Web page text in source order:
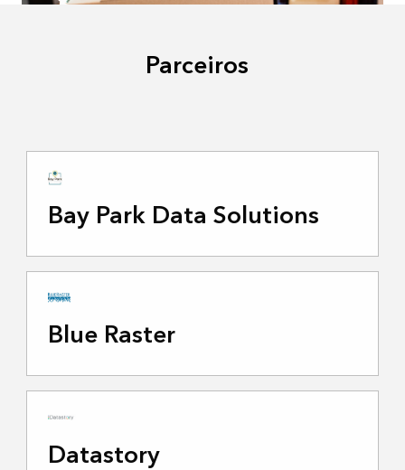
Parceiros
Bay Park Data Solutions
Blue Raster
Datastory